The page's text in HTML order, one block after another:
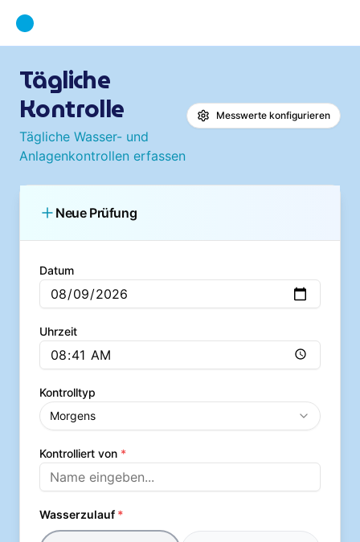
Tägliche
Kontrolle
Tägliche Wasser- und
Anlagenkontrollen erfassen
Messwerte konfigurieren
Neue Prüfung
Datum
Uhrzeit
Kontrolltyp
Morgens
Kontrolliert von *
Wasserzulauf *